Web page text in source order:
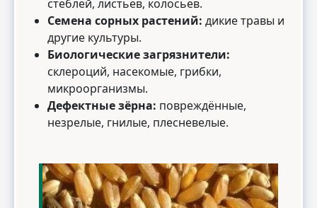
стеблей, листьев, колосьев.
Семена сорных растений: дикие травы и
другие культуры.
Биологические загрязнители:
склероций, насекомые, грибки,
микроорганизмы.
Дефектные зёрна: повреждённые,
незрелые, гнилые, плесневелые.